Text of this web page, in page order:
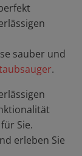
sauber und
.
Sie.
erleben Sie